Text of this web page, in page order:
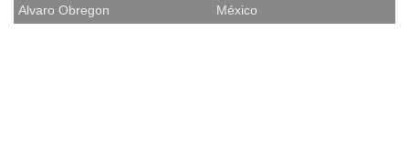
Alvaro Obregon
México